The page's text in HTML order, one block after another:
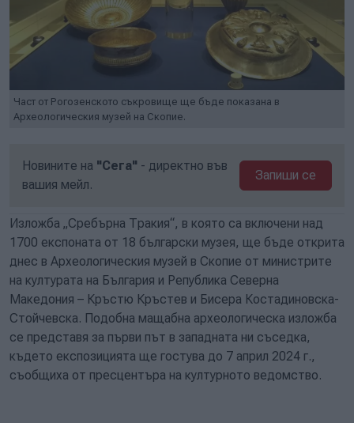
Част от Рогозенското съкровище ще бъде показана в
Археологическия музей на Скопие.
Новините на "Сега" - директно във
вашия мейл.
Запиши се
Изложба „Сребърна Тракия“, в която са включени над
1700 експоната от 18 български музея, ще бъде открита
днес в Археологическия музей в Скопие от министрите
на културата на България и Република Северна
Македония – Кръстю Кръстев и Бисера Костадиновска-
Стойчевска. Подобна мащабна археологическа изложба
се представя за първи път в западната ни съседка,
където експозицията ще гостува до 7 април 2024 г.,
съобщиха от пресцентъра на културното ведомство.